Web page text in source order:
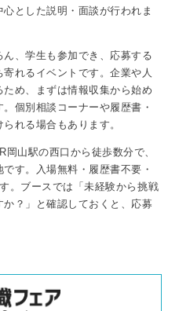
とした説明・面談が行われま
、学生も参加でき、応募する
れるイベントです。企業や人
め、まずは情報収集から始め
個別相談コーナーや履歴書・
れる場合もあります。
山駅の西口から徒歩数分で、
す。入場無料・履歴書不要・
。ブースでは「未経験から挑戦
？」と確認しておくと、応募